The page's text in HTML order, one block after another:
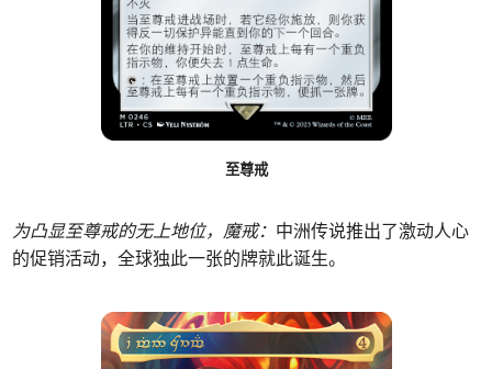
至尊戒
为凸显至尊戒的无上地位，魔戒： 中洲传说推出了激动人心
的促销活动，全球独此一张的牌就此诞生。